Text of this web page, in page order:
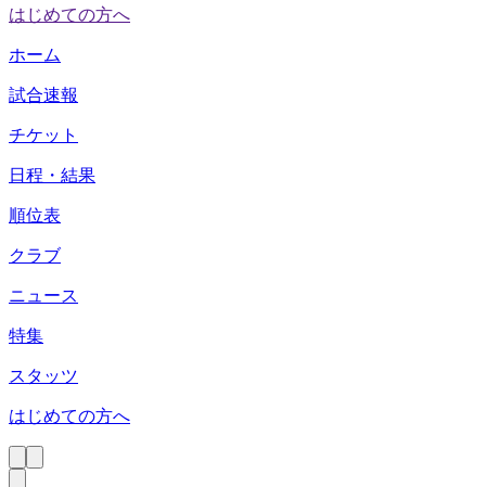
はじめての方へ
ホーム
試合速報
チケット
日程・結果
順位表
クラブ
ニュース
特集
スタッツ
はじめての方へ